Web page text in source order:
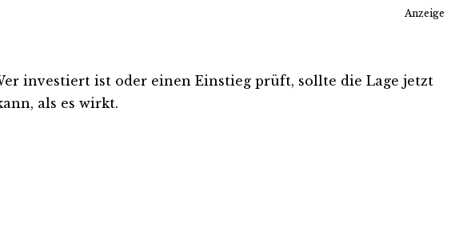
Anzeige
investiert ist oder einen Einstieg prüft, sollte die Lage jetzt
als es wirkt.